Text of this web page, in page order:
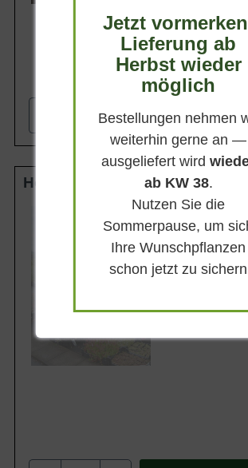
+ In den
Hochstamm 6-8 StU
Lieferhöhe
200-250cm
Gewicht
ca. 5 kg
Lieferbar
Jetzt
Lieferung ab
Herbst wieder
möglich
Bestellungen nehmen
weiterhin gerne an —
ausgeliefert wird
ab KW 38.
Nutzen Sie die
Sommerpause, um
Ihre Wunschpflanzen
schon jetzt zu sichern